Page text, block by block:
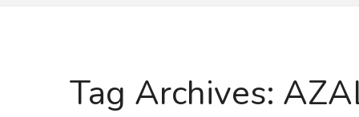
Tag Archives: